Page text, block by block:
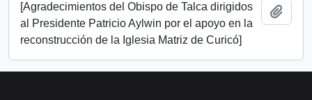
[Agradecimientos del Obispo de Talca dirigidos
al Presidente Patricio Aylwin por el apoyo en la
reconstrucción de la Iglesia Matriz de Curicó]